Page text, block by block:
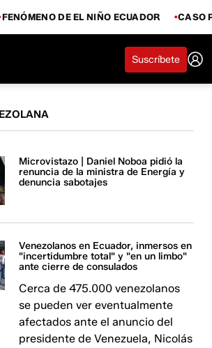
FENÓMENO DE EL NIÑO ECUADOR CASO
Suscríbete
Microvistazo | Daniel Noboa pidió la
renuncia de la ministra de Energía y
denuncia sabotajes
Venezolanos en Ecuador, inmersos en
"incertidumbre total" y "en un limbo"
ante cierre de consulados
Cerca de 475.000 venezolanos
se pueden ver eventualmente
afectados ante el anuncio del
presidente de Venezuela, Nicolás